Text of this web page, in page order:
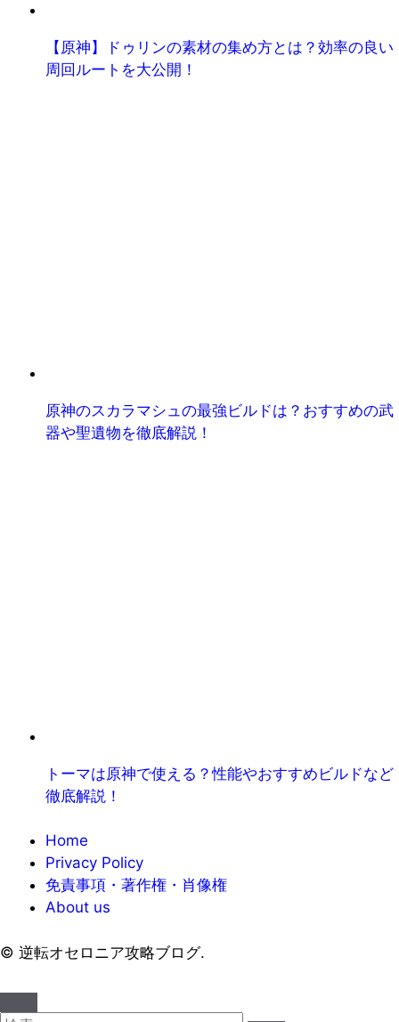
【原神】ドゥリンの素材の集め方とは？効率の良い
周回ルートを大公開！
原神のスカラマシュの最強ビルドは？おすすめの武
器や聖遺物を徹底解説！
トーマは原神で使える？性能やおすすめビルドなど
徹底解説！
Home
Privacy Policy
免責事項・著作権・肖像権
About us
© 逆転オセロニア攻略ブログ.